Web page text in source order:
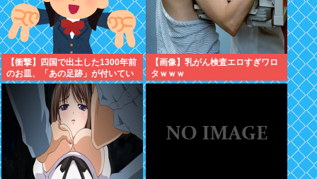
【衝撃】四国で出土した1300年前
のお皿、「あの足跡」が付いてい
る模様www
【画像】乳がん検査エロすぎワロ
タｗｗｗ